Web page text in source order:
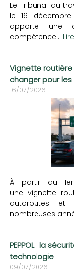
Le Tribunal du
le 16
apporte une
compétence...
Vignette routière
changer pour
16/07/2026
À partir du
une vignette
autoroutes et
nombreuses
PEPPOL : la
technologie
09/07/2026